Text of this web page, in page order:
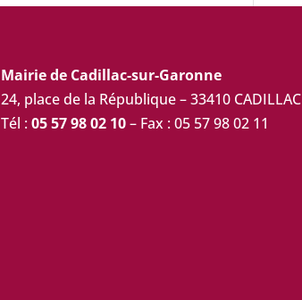
Mairie de Cadillac-sur-Garonne
24, place de la République – 33410 CADILLAC
Tél :05 57 98 02 10– Fax : 05 57 98 02 11